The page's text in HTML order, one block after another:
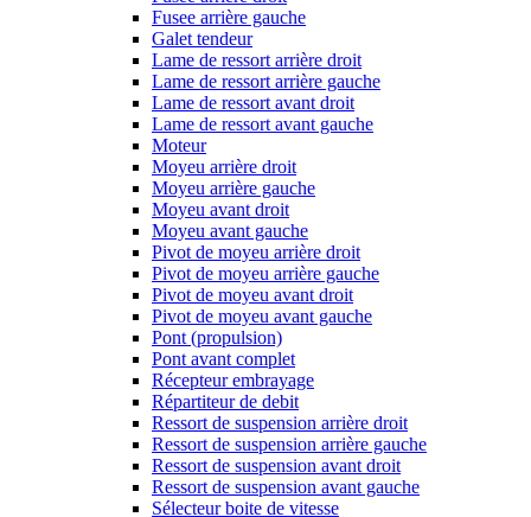
Fusee arrière gauche
Galet tendeur
Lame de ressort arrière droit
Lame de ressort arrière gauche
Lame de ressort avant droit
Lame de ressort avant gauche
Moteur
Moyeu arrière droit
Moyeu arrière gauche
Moyeu avant droit
Moyeu avant gauche
Pivot de moyeu arrière droit
Pivot de moyeu arrière gauche
Pivot de moyeu avant droit
Pivot de moyeu avant gauche
Pont (propulsion)
Pont avant complet
Récepteur embrayage
Répartiteur de debit
Ressort de suspension arrière droit
Ressort de suspension arrière gauche
Ressort de suspension avant droit
Ressort de suspension avant gauche
Sélecteur boite de vitesse